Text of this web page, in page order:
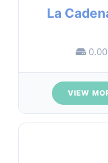
La
0.00
VIEW